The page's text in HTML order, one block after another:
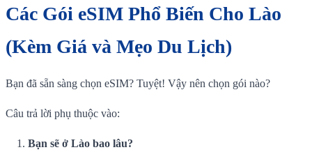
Các Gói eSIM Phổ Biến Cho Lào
(Kèm Giá và Mẹo Du Lịch)
Bạn đã sẵn sàng chọn eSIM? Tuyệt! Vậy nên chọn gói nào?
Câu trả lời phụ thuộc vào:
Bạn sẽ ở Lào bao lâu?